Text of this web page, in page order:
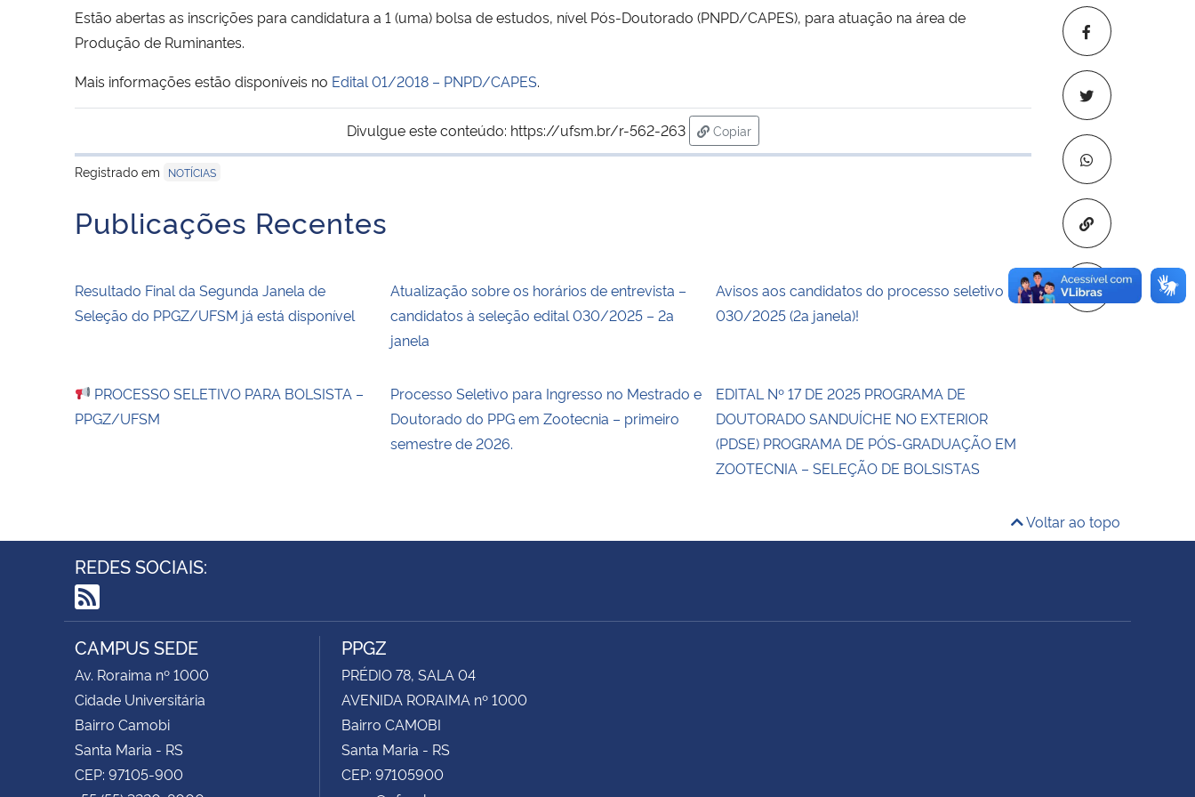
Copiar para
Estão abertas as inscrições para candidatura a 1 (uma) bolsa de estudos, nível Pós-Doutorado (PNPD/CAPES), para atuação na área de
Produção de Ruminantes.
Mais informações estão disponíveis no Edital 01/2018 – PNPD/CAPES.
Divulgue este conteúdo: https://ufsm.br/r-562-263
Copiar
para área de transferência
Registrado em
NOTÍCIAS
Publicações Recentes
Resultado Final da Segunda Janela de
Seleção do PPGZ/UFSM já está disponível
Atualização sobre os horários de entrevista –
candidatos à seleção edital 030/2025 – 2a
janela
Avisos aos candidatos do processo seletivo
030/2025 (2a janela)!
PROCESSO SELETIVO PARA BOLSISTA –
PPGZ/UFSM
Processo Seletivo para Ingresso no Mestrado e
Doutorado do PPG em Zootecnia – primeiro
semestre de 2026.
EDITAL Nº 17 DE 2025 PROGRAMA DE
DOUTORADO SANDUÍCHE NO EXTERIOR
(PDSE) PROGRAMA DE PÓS-GRADUAÇÃO EM
ZOOTECNIA – SELEÇÃO DE BOLSISTAS
Voltar ao topo
REDES SOCIAIS:
RSS
CAMPUS SEDE
Av. Roraima nº 1000
Cidade Universitária
Bairro Camobi
Santa Maria - RS
CEP: 97105-900
PPGZ
PRÉDIO 78, SALA 04
AVENIDA RORAIMA nº 1000
Bairro CAMOBI
Santa Maria - RS
CEP: 97105900